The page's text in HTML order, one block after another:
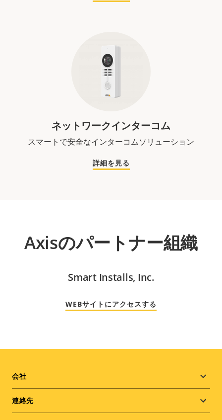
ネットワークインターコム
スマートで安全なインターコムソリューション
詳細を見る
Axisのパートナー組織
Smart Installs, Inc.
WEBサイトにアクセスする
Footer
menu
会社
連絡先